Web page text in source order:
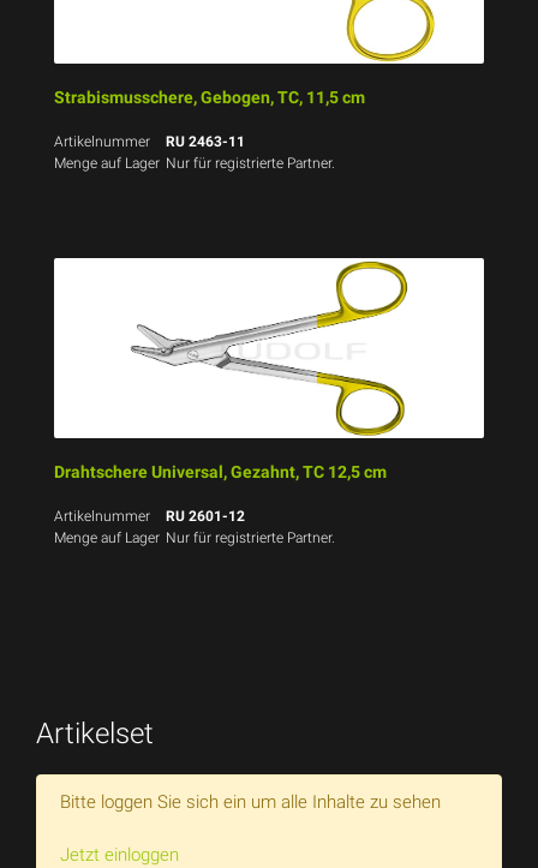
Strabismusschere, Gebogen, TC, 11,5 cm
Artikelnummer
RU 2463-11
Menge auf Lager Nur für registrierte Partner.
Drahtschere Universal, Gezahnt, TC 12,5 cm
Artikelnummer
RU 2601-12
Menge auf Lager Nur für registrierte Partner.
Artikelset
Bitte loggen Sie sich ein um alle Inhalte zu sehen
Jetzt einloggen